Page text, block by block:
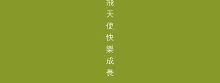
天
使
快
樂
成
長